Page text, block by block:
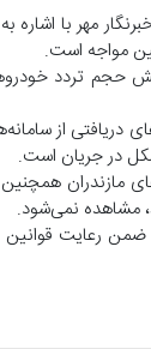
مهر با
مواجه است.
حجم تردد
دریافتی از
در جریان است.
مازندران
مشاهده نمی‌شود.
رعایت قوانین